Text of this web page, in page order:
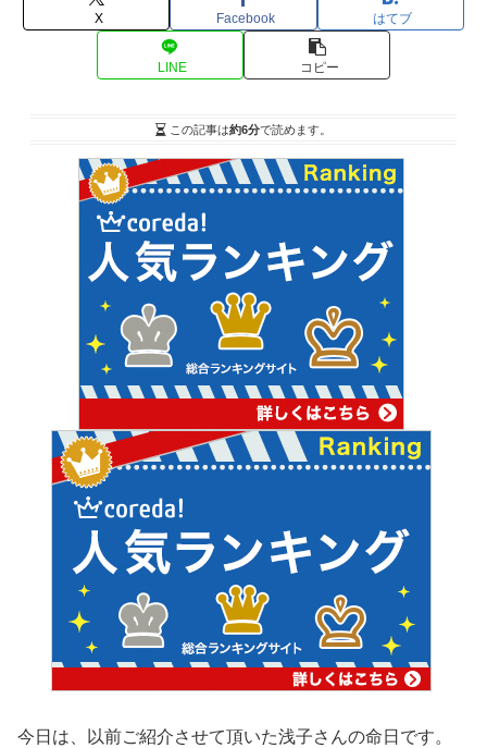
X Facebook はてブ
LINE コピー
この記事は約6分で読めます。
今日は、以前ご紹介させて頂いた浅子さんの命日です。